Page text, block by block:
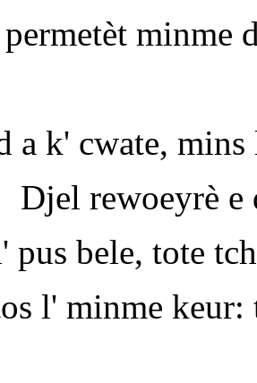
minme
a k' cwate,
Djel rewoeyrè e
pus bele, tote
l' minme keur: